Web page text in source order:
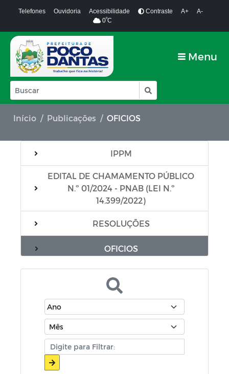
Telefones Ouvidoria Acessibilidade Contraste A+
A-
0ºC
Menu
Início Publicações OFICIOS
IPPM
EDITAL DE CHAMAMENTO PÚBLICO
N.º 01/2024 - PNAB (LEI N.º
14.399/2022)
RESOLUÇÕES
OFICIOS
PROGRAMA ALIMENTA BRASIL - PAB
LEI PAULO GUSTAVO
CONSELHO TUTELAR